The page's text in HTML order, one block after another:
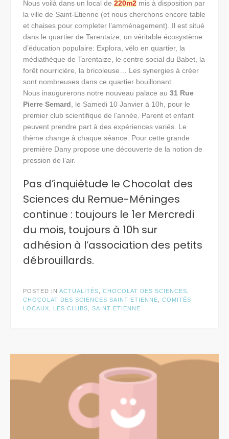
Nous voilà dans un local de 220m2 mis à disposition par
la ville de Saint-Etienne (et nous cherchons encore table
et chaises pour completer l’amménagement). Il est situé
dans le quartier de Tarentaize, un véritable écosystème
d’éducation populaire: Explora, vélo en quartier, la
médiathèque de Tarentaize, le centre social du Babet, la
forêt nourricière, la bricoleuse… Les synergies à créer
sont nombreuses dans ce quartier bouillonant.
Nous inaugurerons notre nouveau palace au 31 Rue
Pierre Semard , le Samedi 10 Janvier à 10h, pour le
premier club scientifique de l’année. Parent et enfant
peuvent prendre part à des expériences variés. Le
thème change à chaque séance. Pour cette grande
première Dany propose une découverte de la notion de
pression de l’air.
Pas d’inquiétude le Chocolat des
Sciences du Remue-Méninges
continue : toujours le 1er Mercredi
du mois, toujours à 10h sur
adhésion à l’association des petits
débrouillards.
POSTED IN ACTUALITÉS CHOCOLAT DES SCIENCES
CHOCOLAT DES SCIENCES SAINT ETIENNE
COMITÉS
LOCAUX
LES CLUBS SAINT ETIENNE